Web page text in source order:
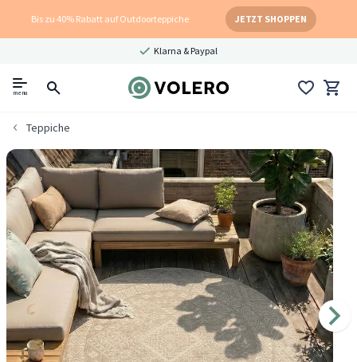
Bis zu 40% Rabatt auf Outdoorteppiche JETZT SHOPPEN
Klarna & Paypal
menu
Teppiche